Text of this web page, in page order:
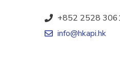
+852 2528
info@hkapi.hk